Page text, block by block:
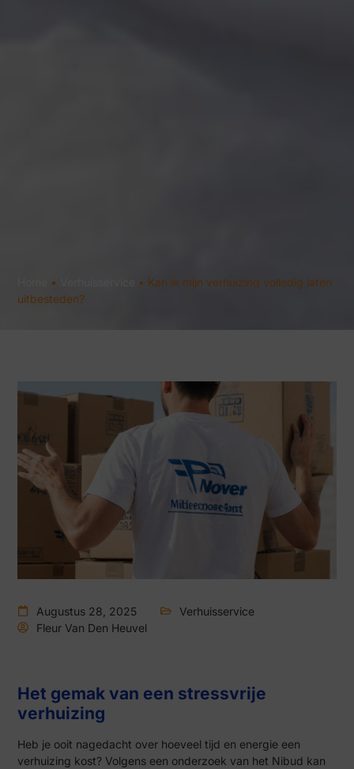
• • Kan ik mijn verhuizing volledig laten
uitbesteden?
Augustus 28, 2025
Verhuisservice
Fleur Van Den Heuvel
Het gemak van een stressvrije
verhuizing
Heb je ooit nagedacht over hoeveel tijd en energie een
verhuizing kost? Volgens een onderzoek van het Nibud kan